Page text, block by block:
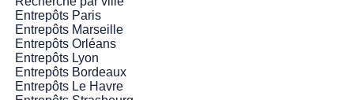
Entrepôts Paris
Entrepôts Marseille
Entrepôts Orléans
Entrepôts Lyon
Entrepôts Bordeaux
Entrepôts Le Havre